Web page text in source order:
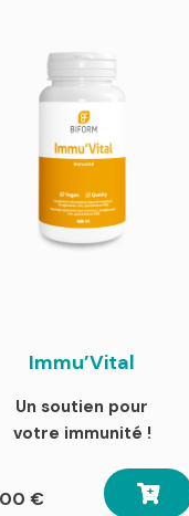
Immu’Vital
Un soutien pour
votre immunité !
€